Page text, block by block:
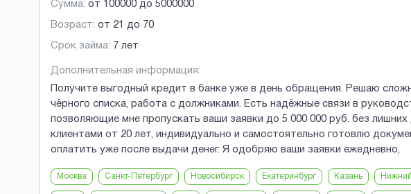
Сумма: от 100000 до 5000000
Возраст: от 21 до 70
Срок займа: 7 лет
Дополнительная информация:
Получите выгодный кредит в банке уже в день обращения. Решаю
чёрного списка, работа с должниками. Есть надёжные связи в
позволяющие мне пропускать ваши заявки до 5 000 000 руб. без
клиентами от 20 лет, индивидуально и самостоятельно готовлю
оплатить уже после выдачи денег. Я одобряю ваши заявки ежедневно,
Москва Санкт-Петербург Новосибирск Екатеринбург Казань